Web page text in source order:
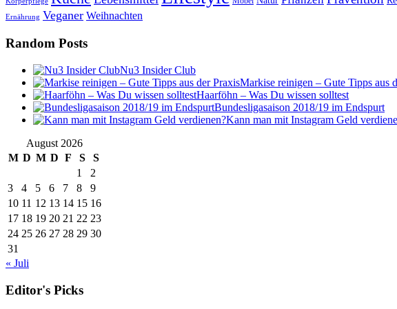
Ernährung Veganer Weihnachten
Random Posts
Nu3 Insider Club
Markise reinigen – Gute Tipps aus
Haarföhn – Was Du wissen solltest
Bundesligasaison 2018/19 im Endspurt
Kann man mit Instagram Geld
August 2026
M D M D F S
S
1
2
3
4 5 6 7 8
9
10 11 12 13 14 15 16
17 18 19 20 21 22 23
24 25 26 27 28 29 30
31
« Juli
Editor's Picks